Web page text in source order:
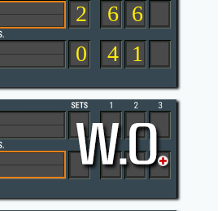
2
0
6 6
4 1